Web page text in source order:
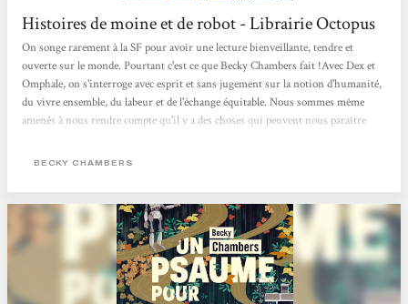
Histoires de moine et de robot - Librairie Octopus
On songe rarement à la SF pour avoir une lecture bienveillante, tendre et
ouverte sur le monde. Pourtant c'est ce que Becky Chambers fait !Avec Dex et
Omphale, on s'interroge avec esprit et sans jugement sur la notion d'humanité,
du vivre ensemble, du labeur et de l'échange équitable. Nous sommes même
amenés à nous rendre compte qu'il y a des choses qui peuvent nous paraître
comprendre l'empathie nécessaire à la compréhension des gens qui nous
BECKY CHAMBERS